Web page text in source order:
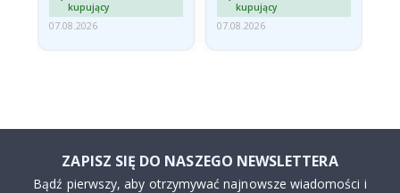
kupujący
07.08.2026
kupujący
07.08.2026
ZAPISZ SIĘ DO NASZEGO NEWSLETTERA
Bądź pierwszy, aby otrzymywać najnowsze wiadomości i